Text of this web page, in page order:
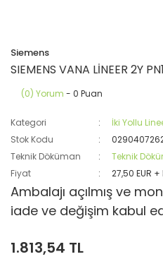
Siemens
SIEMENS VANA LİNEER 2Y
(0) Yorum - 0 Puan
Kategori
İki Yollu
Stok Kodu
Teknik Döküman
Teknik
Fiyat
27,50 EUR +
Ambalajı açılmış ve
iade ve değişim kabul
1.813,54 TL